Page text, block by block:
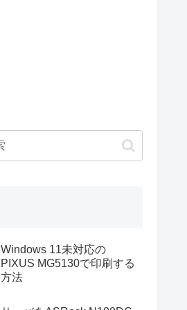
Windows 11未対応の
PIXUS MG5130で印刷する
方法